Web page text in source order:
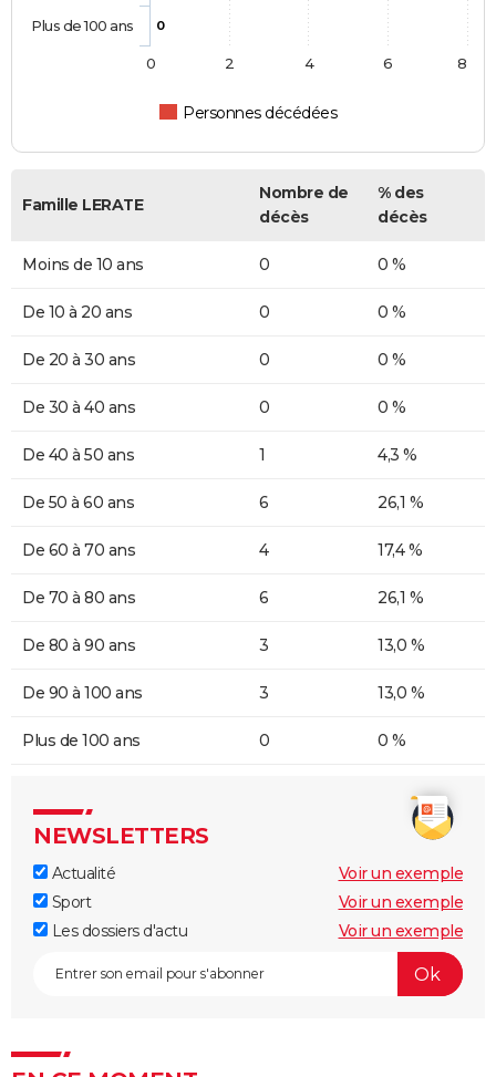
0
Personnes décédées
Plus de 100 ans
0 2 4 6 8
Famille LERATE
Nombre de
décès
% des
décès
Moins de 10 ans 0 0 %
De 10 à 20 ans 0 0 %
De 20 à 30 ans 0 0 %
De 30 à 40 ans 0 0 %
De 40 à 50 ans 1 4,3 %
De 50 à 60 ans 6 26,1 %
De 60 à 70 ans 4 17,4 %
De 70 à 80 ans 6 26,1 %
De 80 à 90 ans 3 13,0 %
De 90 à 100 ans 3 13,0 %
Plus de 100 ans 0 0 %
NEWSLETTERS
Actualité
Voir un exemple
Sport
Voir un exemple
Les dossiers d'actu
Voir un exemple